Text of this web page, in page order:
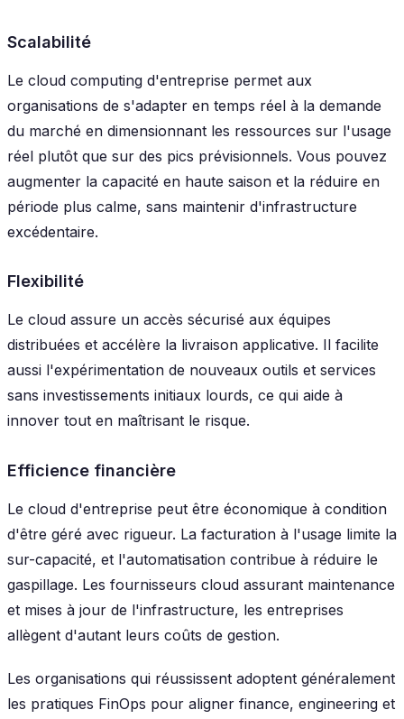
Scalabilité
Le cloud computing d'entreprise permet aux
organisations de s'adapter en temps réel à la demande
du marché en dimensionnant les ressources sur l'usage
réel plutôt que sur des pics prévisionnels. Vous pouvez
augmenter la capacité en haute saison et la réduire en
période plus calme, sans maintenir d'infrastructure
excédentaire.
Flexibilité
Le cloud assure un accès sécurisé aux équipes
distribuées et accélère la livraison applicative. Il facilite
aussi l'expérimentation de nouveaux outils et services
sans investissements initiaux lourds, ce qui aide à
innover tout en maîtrisant le risque.
Efficience financière
Le cloud d'entreprise peut être économique à condition
d'être géré avec rigueur. La facturation à l'usage limite la
sur-capacité, et l'automatisation contribue à réduire le
gaspillage. Les fournisseurs cloud assurant maintenance
et mises à jour de l'infrastructure, les entreprises
allègent d'autant leurs coûts de gestion.
Les organisations qui réussissent adoptent généralement
les pratiques FinOps pour aligner finance, engineering et